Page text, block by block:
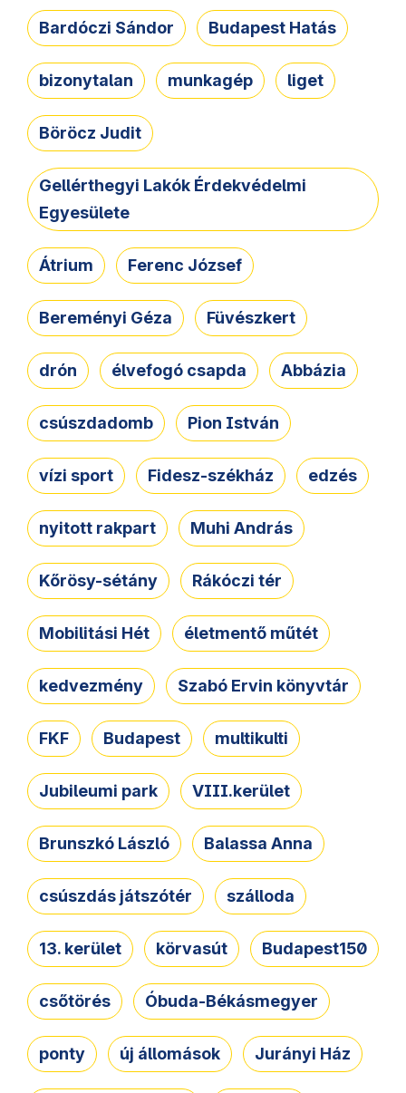
Bardóczi Sándor Budapest Hatás
bizonytalan munkagép liget
Böröcz Judit
Gellérthegyi Lakók Érdekvédelmi
Egyesülete
Átrium Ferenc József
Bereményi Géza Füvészkert
drón élvefogó csapda Abbázia
csúszdadomb Pion István
vízi sport Fidesz-székház edzés
nyitott rakpart Muhi András
Kőrösy-sétány Rákóczi tér
Mobilitási Hét életmentő műtét
kedvezmény Szabó Ervin könyvtár
FKF Budapest multikulti
Jubileumi park VIII.kerület
Brunszkó László Balassa Anna
csúszdás játszótér szálloda
13. kerület körvasút Budapest150
csőtörés Óbuda-Békásmegyer
ponty új állomások Jurányi Ház